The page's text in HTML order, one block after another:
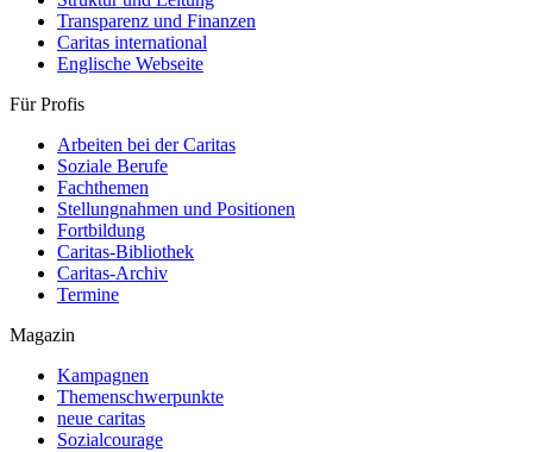
Transparenz und Finanzen
Caritas international
Englische Webseite
Für Profis
Arbeiten bei der Caritas
Soziale Berufe
Fachthemen
Stellungnahmen und Positionen
Fortbildung
Caritas-Bibliothek
Caritas-Archiv
Termine
Magazin
Kampagnen
Themenschwerpunkte
neue caritas
Sozialcourage